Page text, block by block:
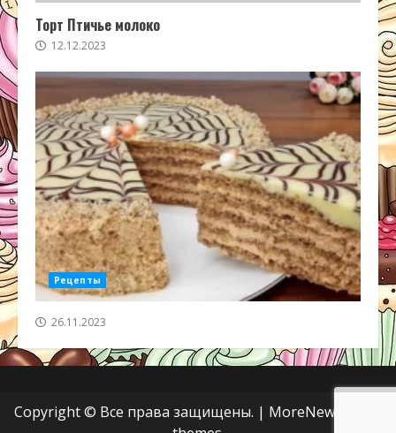
Торт Птичье молоко
12.12.2023
Рецепты
26.11.2023
Copyright © Все права защищены. | MoreNews